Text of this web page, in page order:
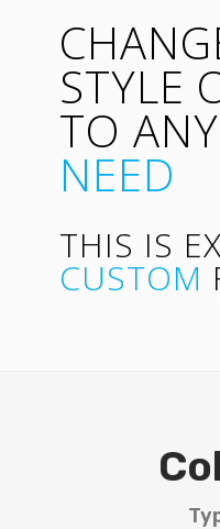
STYLE
TO
NEED
THIS IS
CUSTOM